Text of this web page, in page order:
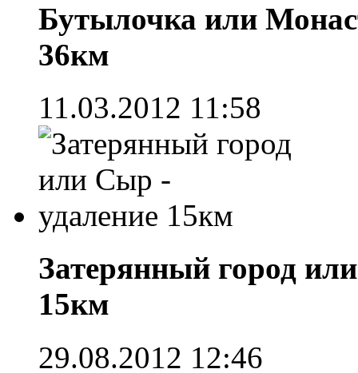
Бутылочка или
36км
11.03.2012 11:58
Затерянный город
15км
29.08.2012 12:46